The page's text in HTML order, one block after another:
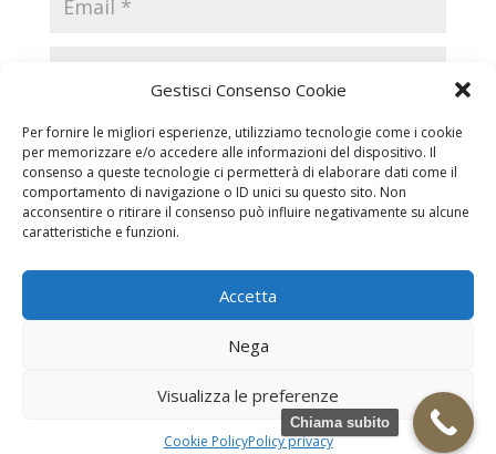
Gestisci Consenso Cookie
Per fornire le migliori esperienze, utilizziamo tecnologie come i cookie
per memorizzare e/o accedere alle informazioni del dispositivo. Il
consenso a queste tecnologie ci permetterà di elaborare dati come il
comportamento di navigazione o ID unici su questo sito. Non
acconsentire o ritirare il consenso può influire negativamente su alcune
caratteristiche e funzioni.
Accetta
Nega
Visualizza le preferenze
Cookie PolicyPolicy privacy
Necrologi Casale Monferrato
Necrologi Piemonte
Realizzazione grafica e Copyright © zeropensieri local web -
Casale Monferrato info@zeropensieri-cloud
Chiama subito